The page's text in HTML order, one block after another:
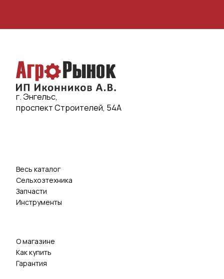
г. Энгельс,
проспект Строителей, 54А
Весь каталог
Сельхозтехника
Запчасти
Инструменты
О магазине
Как купить
Гарантия